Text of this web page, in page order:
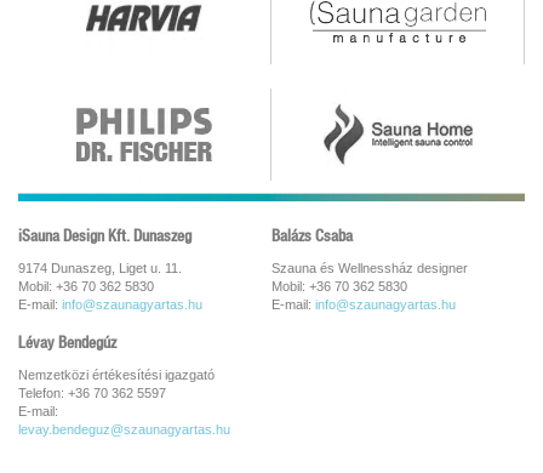
iSauna Design Kft. Dunaszeg
9174 Dunaszeg, Liget u. 11.
Mobil: +36 70 362 5830
E-mail: info@szaunagyartas.hu
Balázs Csaba
Szauna és Wellnessház designer
Mobil: +36 70 362 5830
E-mail: info@szaunagyartas.hu
Lévay Bendegúz
Nemzetközi értékesítési igazgató
Telefon: +36 70 362 5597
E-mail:
levay.bendeguz@szaunagyartas.hu